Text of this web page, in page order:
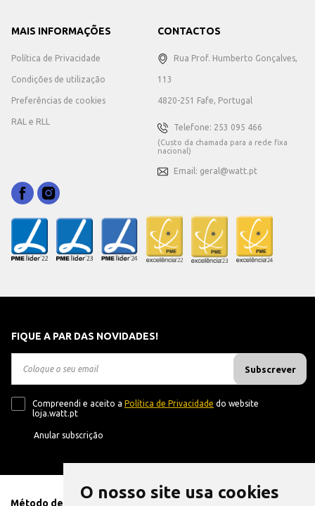
O nosso site usa cookies
MAIS INFORMAÇÕES
Política de Privacidade
Condições de utilização
Preferências de cookies
RAL e RLL
CONTACTOS
Rua Prof. Humberto Gonçalves,
113
4820-251 Fafe, Portugal
Telefone: 253 095 466
(Custo da chamada para a rede fixa
nacional)
Email: geral@watt.pt
FIQUE A PAR DAS NOVIDADES!
Subscrever
Compreendi e aceito a Política de Privacidade do website
loja.watt.pt
Anular subscrição
Método de Pagamento